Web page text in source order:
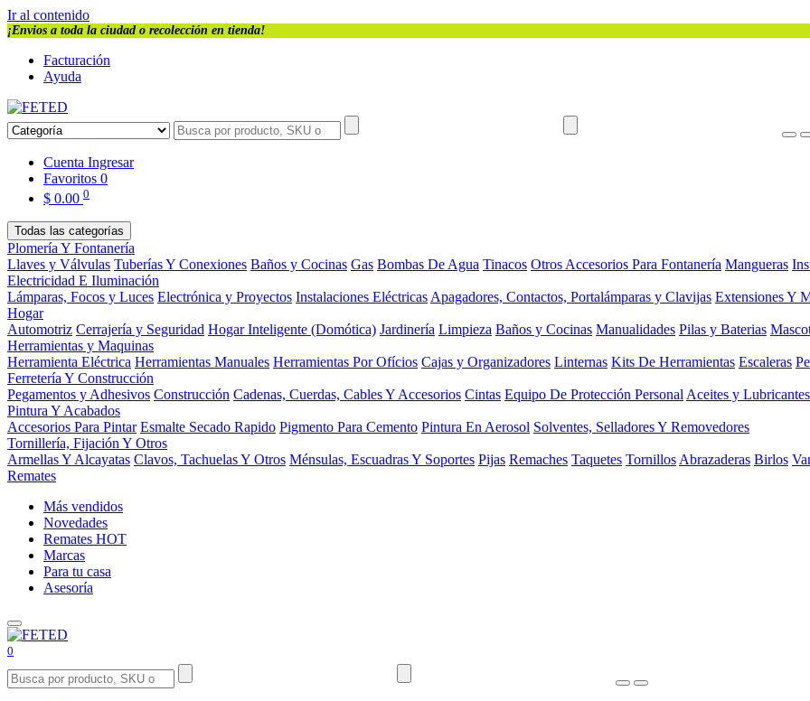
Ir al contenido
¡Envios a toda la ciudad o recolección en tienda!
Facturación
Ayuda
Cuenta Ingresar
Favoritos 0
$ 0.00 0
Todas las categorías
Plomería Y Fontanería
Llaves y Válvulas Tuberías Y Conexiones Baños y Cocinas Gas Bombas De Agua Tinacos Otros Accesorios Para Fontanería Mangueras
Electricidad E Iluminación
Lámparas, Focos y Luces Electrónica y Proyectos Instalaciones Eléctricas Apagadores, Contactos, Portalámparas y Clavijas Extensiones Y
Hogar
Automotriz Cerrajería y Seguridad Hogar Inteligente (Domótica) Jardinería Limpieza Baños y Cocinas Manualidades Pilas y Baterias
Herramientas y Maquinas
Herramienta Eléctrica Herramientas Manuales Herramientas Por Ofícios Cajas y Organizadores Linternas Kits De Herramientas Escaleras
Ferretería Y Construcción
Pegamentos y Adhesivos Construcción Cadenas, Cuerdas, Cables Y Accesorios Cintas Equipo De Protección Personal Aceites y Lubricantes
Pintura Y Acabados
Accesorios Para Pintar Esmalte Secado Rapido Pigmento Para Cemento Pintura En Aerosol Solventes, Selladores Y Removedores
Tornillería, Fijación Y Otros
Armellas Y Alcayatas Clavos, Tachuelas Y Otros Ménsulas, Escuadras Y Soportes Pijas Remaches Taquetes Tornillos Abrazaderas Birlos
Remates
Más vendidos
Novedades
Remates HOT
Marcas
Para tu casa
Asesoría
0